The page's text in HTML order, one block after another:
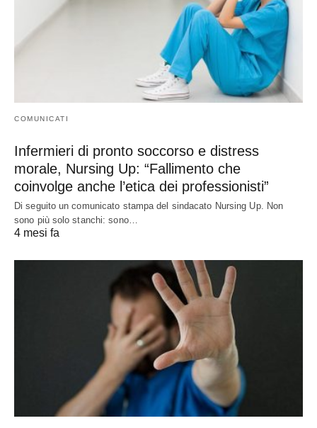
COMUNICATI
Infermieri di pronto soccorso e distress
morale, Nursing Up: “Fallimento che
coinvolge anche l’etica dei professionisti”
Di seguito un comunicato stampa del sindacato Nursing Up. Non
sono più solo stanchi: sono…
4 mesi fa